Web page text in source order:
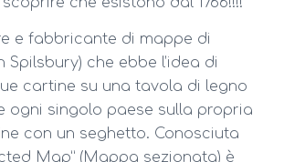
e fabbricante di mappe di
Spilsbury) che ebbe l’idea di
cartine su una tavola di legno
ogni singolo paese sulla propria
con un seghetto. Conosciuta
Map” (Mappa sezionata) è